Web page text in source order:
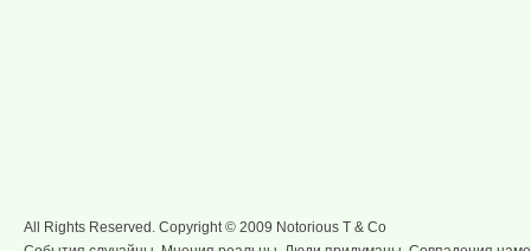
All Rights Reserved. Copyright © 2009 Notorious T & Co